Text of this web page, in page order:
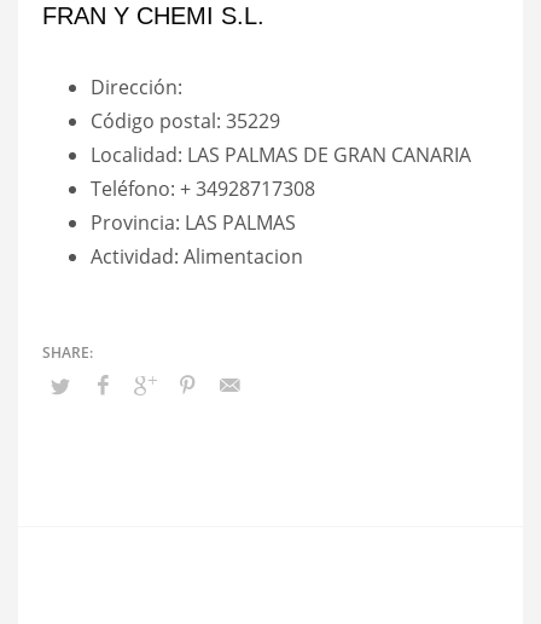
FRAN Y CHEMI S.L.
Dirección:
Código postal: 35229
Localidad: LAS PALMAS DE GRAN CANARIA
Teléfono: + 34928717308
Provincia: LAS PALMAS
Actividad: Alimentacion